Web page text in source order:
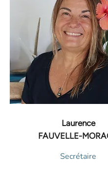
Laurence
FAUVELLE-
Secrétaire